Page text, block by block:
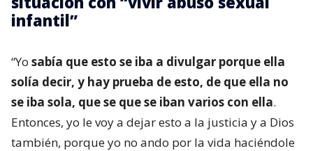
infantil”
“Yo sabía que esto se iba a divulgar porque ella
solía decir, y hay prueba de esto, de que ella no
se iba sola, que se que se iban varios con ella.
Entonces, yo le voy a dejar esto a la justicia y a Dios
también, porque yo no ando por la vida haciéndole